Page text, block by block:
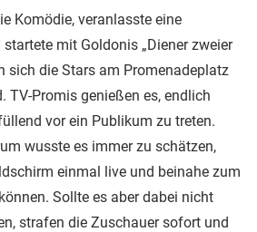
Komödie, veranlasste eine
mit Goldonis „Diener zweier
sich die Stars am Promenadeplatz
TV-Promis genießen es, endlich
vor ein Publikum zu treten.
wusste es immer zu schätzen,
einmal live und beinahe zum
Sollte es aber dabei nicht
strafen die Zuschauer sofort und